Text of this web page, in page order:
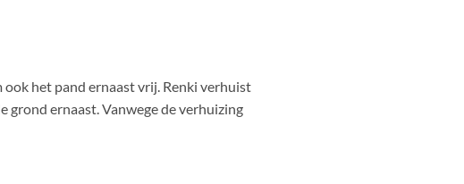
het pand ernaast vrij. Renki verhuist
grond ernaast. Vanwege de verhuizing